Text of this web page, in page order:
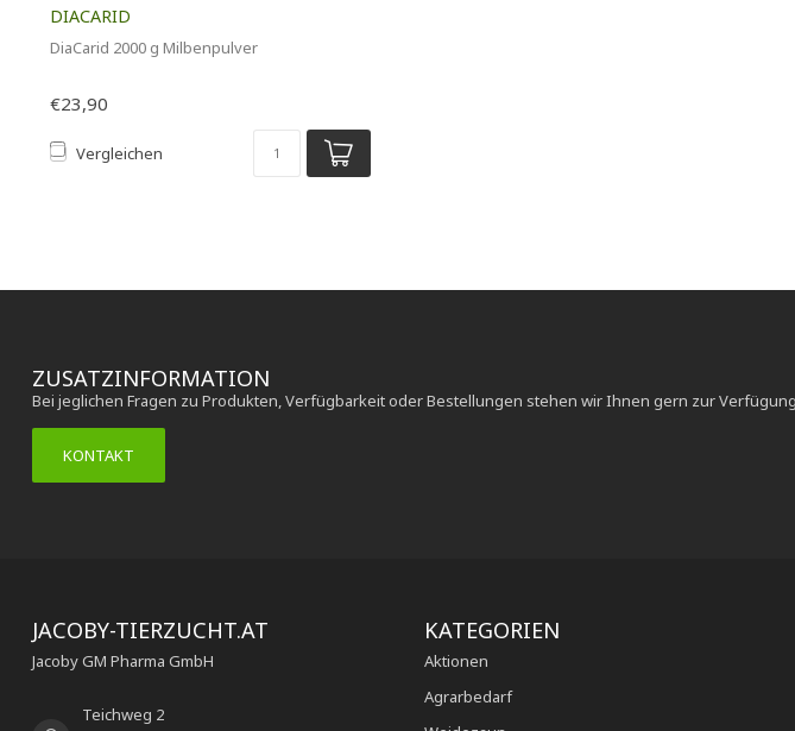
DIACARID
DiaCarid 2000 g Milbenpulver
€23,90
Vergleichen
ZUSATZINFORMATION
Bei jeglichen Fragen zu Produkten, Verfügbarkeit oder Bestellungen stehen wir Ihnen gern zur
KONTAKT
JACOBY-TIERZUCHT.AT
Jacoby GM Pharma GmbH
Teichweg 2
KATEGORIEN
Aktionen
Agrarbedarf